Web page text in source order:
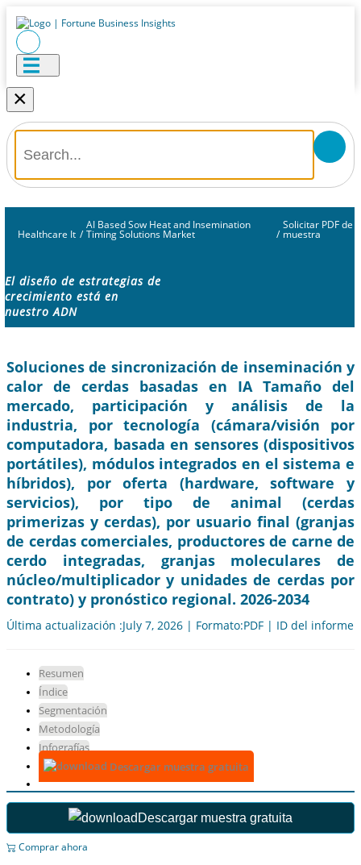
×
Healthcare It /
AI Based Sow Heat and Insemination
Timing Solutions Market /
Solicitar PDF de
muestra
El diseño de estrategias de
crecimiento está en
nuestro ADN
Soluciones de sincronización de inseminación y
calor de cerdas basadas en IA Tamaño del
mercado, participación y análisis de la
industria, por tecnología (cámara/visión por
computadora, basada en sensores (dispositivos
portátiles), módulos integrados en el sistema e
híbridos), por oferta (hardware, software y
servicios), por tipo de animal (cerdas
primerizas y cerdas), por usuario final (granjas
de cerdas comerciales, productores de carne de
cerdo integradas, granjas moleculares de
núcleo/multiplicador y unidades de cerdas por
contrato) y pronóstico regional. 2026-2034
Última actualización :July 7, 2026 | Formato:PDF | ID del informe:
Resumen
Índice
Segmentación
Metodología
Infografías
Descargar muestra gratuita
Descargar muestra gratuita
Comprar ahora